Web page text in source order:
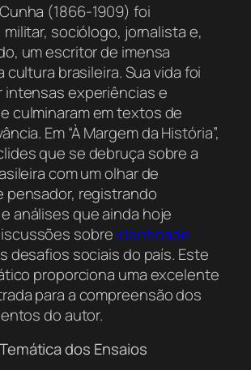
(1866-1909) foi
sociólogo, jornalista e,
um escritor de imensa
cultura brasileira. Sua vida foi
intensas experiências e
culminaram em textos de
Em “À Margem da História”,
que se debruça sobre a
com um olhar de
pensador, registrando
análises que ainda hoje
sobreidentidade
desafios sociais do país. Este
proporciona uma excelente
para a compreensão dos
do autor.
dos Ensaios